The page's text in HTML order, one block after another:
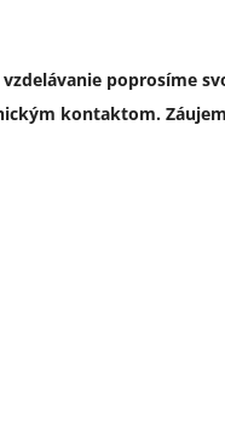
vzdelávanie poprosíme
kontaktom.